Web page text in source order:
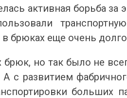
активная борьба за
брюках еще очень
но так было не
с развитием
больших